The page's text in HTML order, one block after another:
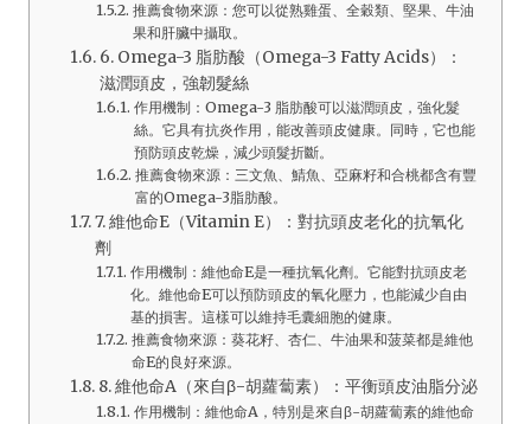
推薦食物來源：您可以從熟雞蛋、全穀類、堅果、牛油
果和肝臟中攝取。
6. Omega-3 脂肪酸（Omega-3 Fatty Acids）：
滋潤頭皮，強韌髮絲
作用機制：Omega-3 脂肪酸可以滋潤頭皮，強化髮
絲。它具有抗炎作用，能改善頭皮健康。同時，它也能
預防頭皮乾燥，減少頭髮折斷。
推薦食物來源：三文魚、鯖魚、亞麻籽和合桃都含有豐
富的Omega-3脂肪酸。
7. 維他命E（Vitamin E）：對抗頭皮老化的抗氧化
劑
作用機制：維他命E是一種抗氧化劑。它能對抗頭皮老
化。維他命E可以預防頭皮的氧化壓力，也能減少自由
基的損害。這樣可以維持毛囊細胞的健康。
推薦食物來源：葵花籽、杏仁、牛油果和菠菜都是維他
命E的良好來源。
8. 維他命A（來自β-胡蘿蔔素）：平衡頭皮油脂分泌
作用機制：維他命A，特別是來自β-胡蘿蔔素的維他命